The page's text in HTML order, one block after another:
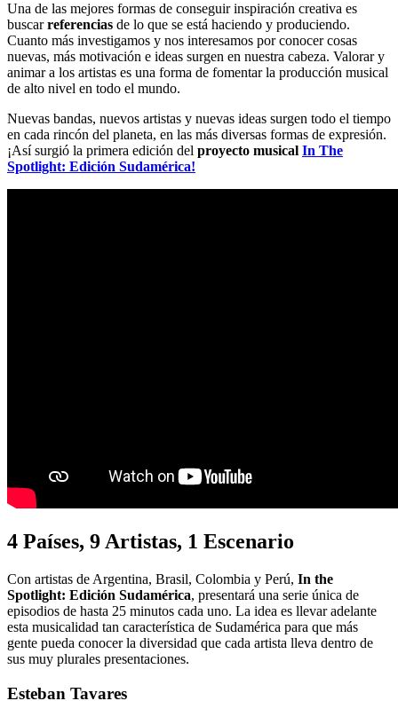
Una de las mejores formas de conseguir inspiración creativa es
buscarreferencias de lo que se está haciendo y produciendo.
Cuanto más investigamos y nos interesamos por conocer cosas
nuevas, más motivación e ideas surgen en nuestra cabeza. Valorar y
animar a los artistas es una forma de fomentar la producción musical
de alto nivel en todo el mundo.
Nuevas bandas, nuevos artistas y nuevas ideas surgen todo el tiempo
en cada rincón del planeta, en las más diversas formas de expresión.
¡Así surgió la primera edición del proyecto musical In The
Spotlight: Edición Sudamérica!
4 Países, 9 Artistas, 1 Escenario
Con artistas de Argentina, Brasil, Colombia y Perú, In the
Spotlight: Edición Sudamérica, presentará una serie única de
episodios de hasta 25 minutos cada uno. La idea es llevar adelante
esta musicalidad tan característica de Sudamérica para que más
gente pueda conocer la diversidad que cada artista lleva dentro de
sus muy plurales presentaciones.
Esteban Tavares